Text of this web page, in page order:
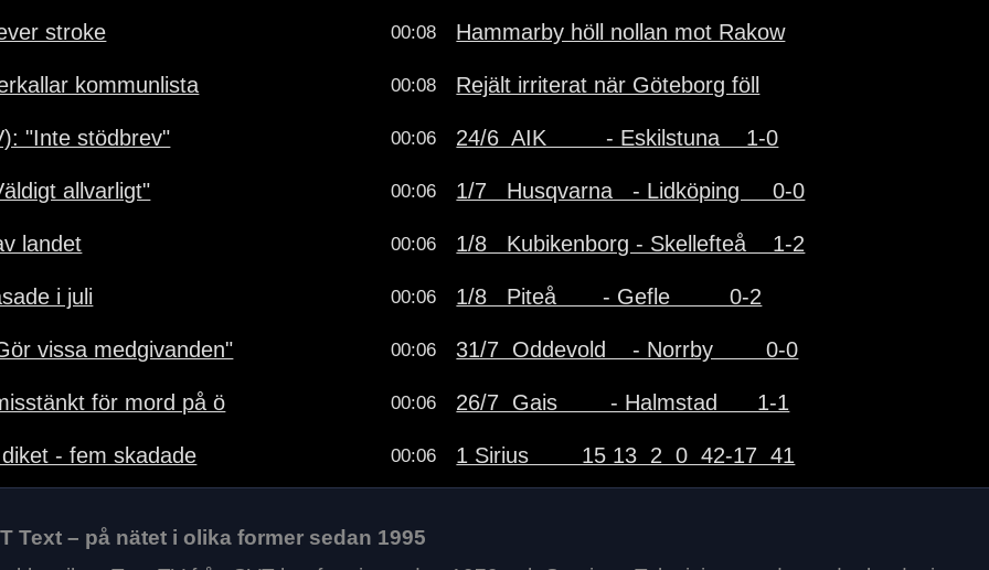
stroke
kommunlista
"Inte stödbrev"
allvarligt"
landet
i juli
vissa medgivanden"
för mord på ö
- fem skadade
00:08 Hammarby höll nollan mot Rakow
00:08 Rejält irriterat när Göteborg föll
00:06 24/6  AIK         - Eskilstuna    1-0
00:06 1/7   Husqvarna   - Lidköping     0-0
00:06 1/8   Kubikenborg - Skellefteå    1-2
00:06 1/8   Piteå       - Gefle         0-2
00:06 31/7  Oddevold    - Norrby        0-0
00:06 26/7  Gais        - Halmstad      1-1
00:06 1 Sirius        15 13  2  0  42-17  41
Text – på nätet i olika former sedan 1995